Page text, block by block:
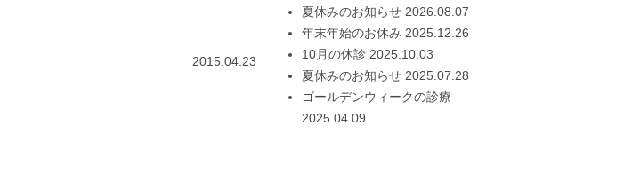
2015.04.23
夏休みのお知らせ 2026.08.07
年末年始のお休み 2025.12.26
10月の休診 2025.10.03
夏休みのお知らせ 2025.07.28
ゴールデンウィークの診療
2025.04.09